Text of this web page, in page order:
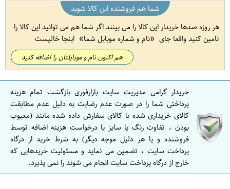
شما هم فروشنده این کالا شوید
هر روزه صدها خریدار این کالا را می بینند اگر شما هم می توانید این کالا را
تامین کنید واقعا جای
نام و شماره موبایل شما اینجا خالیست
هم اکنون نام و موبایلتان را اضافه کنید
خریدار گرامی مدیریت سایت بازارفوری بازگشت تمام هزینه
پرداختی شما را در صورت عدم رضایت به دلیل عدم مطابقت
کالای خریداری شده با کالای سفارش داده شده مانند (معیوب
بودن ، تفاوت رنگ یا سایز یا درخواست هزینه اضافه توسط
فروشنده و یا هر دلیل موجه دیگر) به شرط خرید از درگاه
پرداخت سایت ، تضمین می نماید و مسئولیت خریدهایی که
خارج از درگاه پرداخت سایت انجام می شوند را نمی پذیرد.